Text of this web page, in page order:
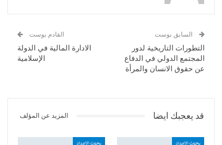
السابق بوست
التطورات التاريخية لدور
المجتمع الدولي في الدفاع
عن حقوق الانسان والمرأة
القادم بوست
الادارة المالية في الدولة
الإسلامية
قد يعجبك ايضا المزيد عن المؤلف
بحوث الاعداد بحوث الاعداد